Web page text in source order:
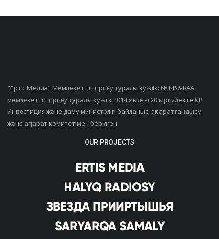
"Ертiс Медиа" Мемлекеттік тіркеу туралы куәлік: №14564-АА
мемлекеттік тіркеу туралы куәлік 2014 жылғы 20 қыркүйекте ҚР
Инвестиция және даму министрлігі байланыс, ақпараттандыру
және ақпарат комитетімен берілген
OUR PROJECTS